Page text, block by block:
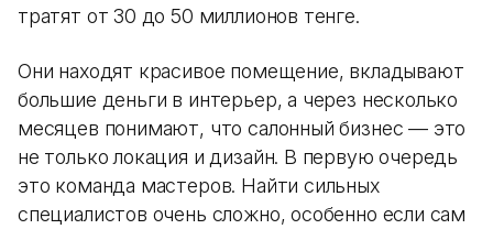
тратят от 30 до 50 миллионов тенге.
Они находят красивое помещение, вкладывают
большие деньги в интерьер, а через несколько
месяцев понимают, что салонный бизнес — это
не только локация и дизайн. В первую очередь
это команда мастеров. Найти сильных
специалистов очень сложно, особенно если сам